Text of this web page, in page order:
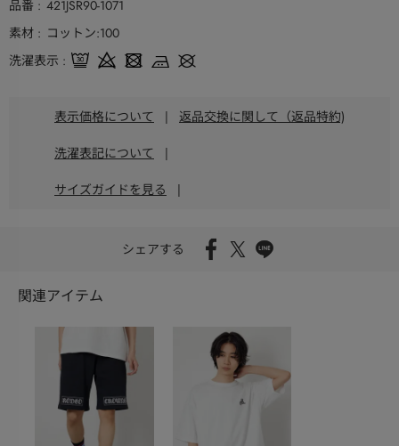
品番
421JSR90-1071
素材
コットン:100
洗濯表示
表示価格について | 返品交換に関して（返品特約)
洗濯表記について |
サイズガイドを見る |
シェアする
関連アイテム